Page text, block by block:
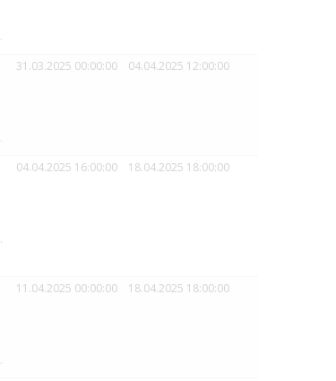
.
.
31.03.2025 00:00:00 04.04.2025 12:00:00
.
04.04.2025 16:00:00 18.04.2025 18:00:00
.
11.04.2025 00:00:00 18.04.2025 18:00:00